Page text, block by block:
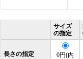
サイズ
の指定
長さの指定
0円(内